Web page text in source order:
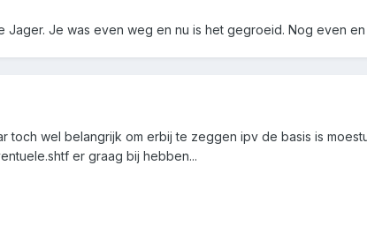
Jager. Je was even weg en nu is het gegroeid. Nog even
toch wel belangrijk om erbij te zeggen ipv de basis is
er graag bij hebben...